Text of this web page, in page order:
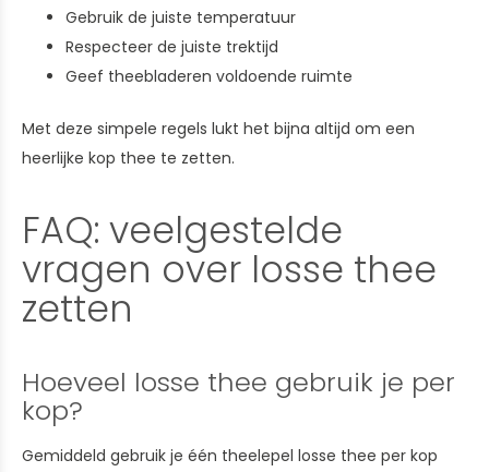
Gebruik de juiste temperatuur
Respecteer de juiste trektijd
Geef theebladeren voldoende ruimte
Met deze simpele regels lukt het bijna altijd om een
heerlijke kop thee te zetten.
FAQ: veelgestelde
vragen over losse thee
zetten
Hoeveel losse thee gebruik je per
kop?
Gemiddeld gebruik je één theelepel losse thee per kop